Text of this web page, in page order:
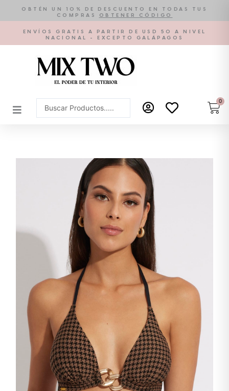
contenido
OBTÉN UN 10% DE DESCUENTO EN TODAS TUS
COMPRAS
OBTENER CÓDIGO
ENVÍOS GRATIS A PARTIR DE USD 50 A NIVEL
NACIONAL - EXCEPTO GALÁPAGOS
Search
...
0